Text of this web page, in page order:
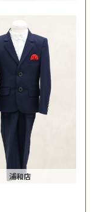
浦和店